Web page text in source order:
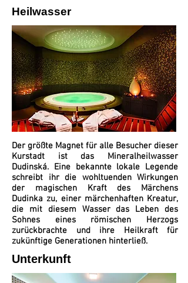
Heilwasser
Der größte Magnet für alle Besucher dieser
Kurstadt ist das Mineralheilwasser
Dudinská. Eine bekannte lokale Legende
schreibt ihr die wohltuenden Wirkungen
der magischen Kraft des Märchens
Dudinka zu, einer märchenhaften Kreatur,
die mit diesem Wasser das Leben des
Sohnes eines römischen Herzogs
zurückbrachte und ihre Heilkraft für
zukünftige Generationen hinterließ.
Unterkunft